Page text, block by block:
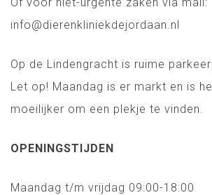
info@dierenkliniekdejordaan.nl
Op de Lindengracht is ruime
Let op! Maandag is er markt en is
moeilijker om een plekje te vinden.
OPENINGSTIJDEN
Maandag t/m vrijdag 09:00-18:00